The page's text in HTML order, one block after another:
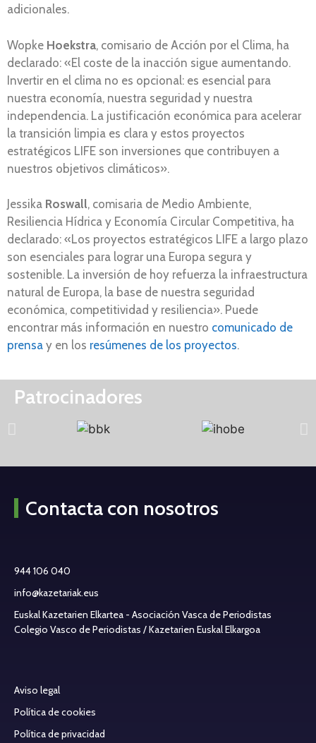
adicionales.
Wopke Hoekstra, comisario de Acción por el Clima, ha
declarado: «El coste de la inacción sigue aumentando.
Invertir en el clima no es opcional: es esencial para
nuestra economía, nuestra seguridad y nuestra
independencia. La justificación económica para acelerar
la transición limpia es clara y estos proyectos
estratégicos LIFE son inversiones que contribuyen a
nuestros objetivos climáticos».
Jessika Roswall, comisaria de Medio Ambiente,
Resiliencia Hídrica y Economía Circular Competitiva, ha
declarado: «Los proyectos estratégicos LIFE a largo plazo
son esenciales para lograr una Europa segura y
sostenible. La inversión de hoy refuerza la infraestructura
natural de Europa, la base de nuestra seguridad
económica, competitividad y resiliencia». Puede
encontrar más información en nuestro comunicado de
prensa y en los resúmenes de los proyectos.
Patrocinadores
Contacta con nosotros
944 106 040
info@kazetariak.eus
Euskal Kazetarien Elkartea - Asociación Vasca de Periodistas
Colegio Vasco de Periodistas / Kazetarien Euskal Elkargoa
Aviso legal
Política de cookies
Política de privacidad